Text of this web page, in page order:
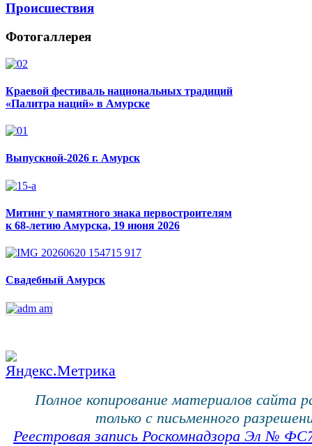
Происшествия
Фотогаллерея
Краевой фестиваль национальных традиций
«Палитра наций» в Амурске
Выпускной-2026 г. Амурск
Митинг у памятного знака первостроителям
к 68-летию Амурска, 19 июня 2026
Свадебный Амурск
Полное копирование материалов сайта
только с письменного
Реестровая запись Роскомнадзора Эл №